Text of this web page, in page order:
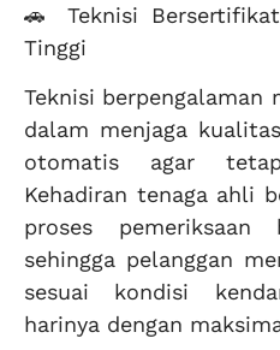
🚗 Teknisi
Tinggi
Teknisi
dalam menjaga
otomatis agar
Kehadiran tenaga ahli
proses
sehingga pelanggan
sesuai kondisi
harinya dengan